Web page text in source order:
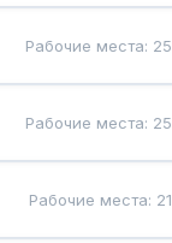
Рабочие места: 25
Рабочие места: 25
Рабочие места: 21